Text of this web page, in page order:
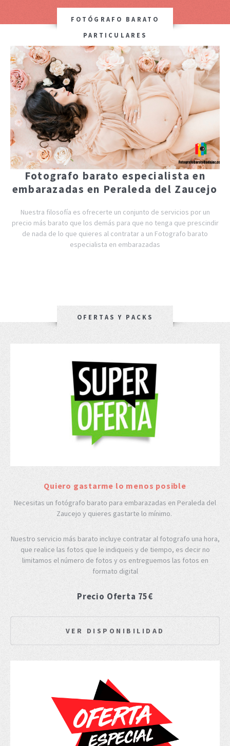
FOTÓGRAFO BARATO
PARTICULARES
Fotografo barato especialista en
embarazadas en Peraleda del Zaucejo
Nuestra filosofía es ofrecerte un conjunto de servicios por un
precio más barato que los demás para que no tenga que prescindir
de nada de lo que quieres al contratar a un Fotografo barato
especialista en embarazadas
OFERTAS Y PACKS
Quiero gastarme lo menos posible
Necesitas un fotógrafo barato para embarazadas en Peraleda del
Zaucejo y quieres gastarte lo mínimo.
Nuestro servicio más barato incluye contratar al fotografo una hora,
que realice las fotos que le indiqueis y de tiempo, es decir no
limitamos el número de fotos y os entreguemos las fotos en
formato digital
Precio Oferta 75€
VER DISPONIBILIDAD